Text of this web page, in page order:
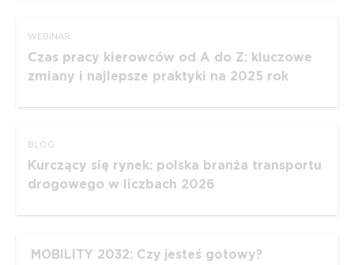
WEBINAR
Czas pracy kierowców od A do Z: kluczowe
zmiany i najlepsze praktyki na 2025 rok
BLOG
Kurczący się rynek: polska branża transportu
drogowego w liczbach 2026
MOBILITY 2032: Czy jesteś gotowy?